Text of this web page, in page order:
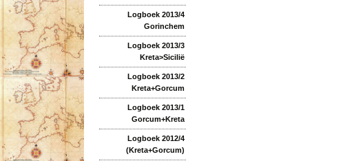
Logboek 2013/4
Gorinchem
Logboek 2013/3
Kreta>Sicilië
Logboek 2013/2
Kreta+Gorcum
Logboek 2013/1
Gorcum+Kreta
Logboek 2012/4
(Kreta+Gorcum)